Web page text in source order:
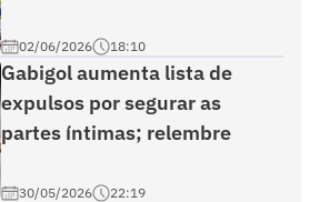
02/06/2026 18:10
Gabigol aumenta lista de
expulsos por segurar as
partes íntimas; relembre
30/05/2026 22:19